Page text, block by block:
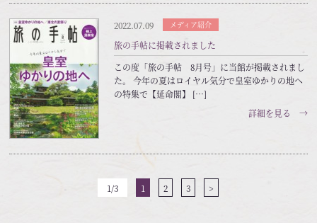
2022.07.09 メディア紹介
旅の手帖に掲載されました
この度「旅の手帖 8月号」に当館が掲載されまし
た。 今年の夏はロイヤル気分で皇室ゆかりの地へ
の特集で【延命閣】 […]
詳細を見る →
1/3 1 2 3 >